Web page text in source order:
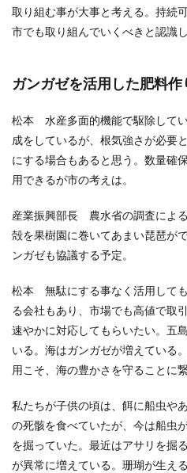
取り組む事が大事と考える。持続
市でも取り組んでいくべきと認識し
ガンガゼを活用した肥料
松本 水産多面的機能で駆除して
成をしているが、根気強さが必要
にする場合もあると思う。数量確
用できるが市の考えは。
産業振興部長 農水省の調査によ
殻を果樹園に巻いてあまい琵琶が
ンガゼも協議する予定。
松本 無駄にする事なく活用して
る会社もあり、市場でも高値で取
速やかに対応してもらいたい。五
いる。海はガンガゼが増えている
用こそ、海の豊かさを守ることに
私たちが子供の頃は、餌に船虫や
の死骸を食べていたが、今は船虫
を掘っていた。最近はアサリを掘
が異常に増えている。珊瑚が生え